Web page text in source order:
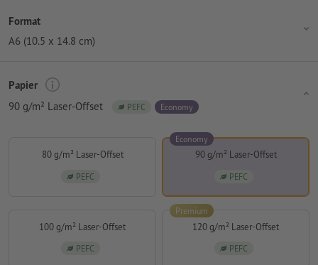
Format
A6 (10.5 x 14.8 cm)
Papier
90 g/m² Laser-Offset
PEFC Economy
80 g/m² Laser-Offset
PEFC
90 g/m² Laser-Offset
PEFC
Economy
100 g/m² Laser-Offset
PEFC
120 g/m² Laser-Offset
PEFC
Premium